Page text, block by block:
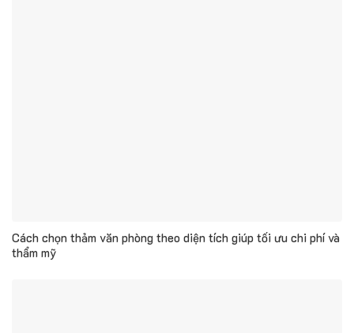
Cách chọn thảm văn phòng theo diện tích giúp tối ưu chi phí và
thẩm mỹ